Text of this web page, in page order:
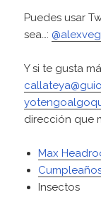
Puedes usar
sea…:
Y si te gusta
dirección que
Max
Insectos